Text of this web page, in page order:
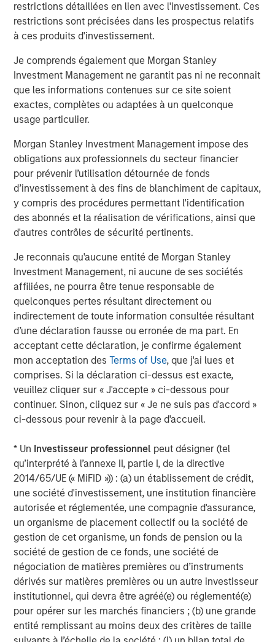
restrictions détaillées en lien avec l'investissement. Ces
restrictions sont précisées dans les prospectus relatifs
à ces produits d'investissement.
Je comprends également que Morgan Stanley
Investment Management ne garantit pas ni ne reconnait
que les informations contenues sur ce site soient
exactes, complètes ou adaptées à un quelconque
usage particulier.
Morgan Stanley Investment Management impose des
obligations aux professionnels du secteur financier
pour prévenir l’utilisation détournée de fonds
d’investissement à des fins de blanchiment de capitaux,
y compris des procédures permettant l'identification
des abonnés et la réalisation de vérifications, ainsi que
d'autres contrôles de sécurité pertinents.
Je reconnais qu'aucune entité de Morgan Stanley
Investment Management, ni aucune de ses sociétés
affiliées, ne pourra être tenue responsable de
quelconques pertes résultant directement ou
indirectement de toute information consultée résultant
d’une déclaration fausse ou erronée de ma part. En
acceptant cette déclaration, je confirme également
mon acceptation desTerms of Use, que j'ai lues et
comprises. Si la déclaration ci-dessus est exacte,
veuillez cliquer sur « J'accepte » ci-dessous pour
continuer. Sinon, cliquez sur « Je ne suis pas d'accord »
ci-dessous pour revenir à la page d'accueil.
* Un Investisseur professionnel peut désigner (tel
qu’interprété à l’annexe II, partie I, de la directive
2014/65/UE (« MiFID »)) : (a) un établissement de crédit,
une société d'investissement, une institution financière
autorisée et réglementée, une compagnie d'assurance,
un organisme de placement collectif ou la société de
gestion de cet organisme, un fonds de pension ou la
société de gestion de ce fonds, une société de
négociation de matières premières ou d’instruments
dérivés sur matières premières ou un autre investisseur
institutionnel, qui devra être agréé(e) ou réglementé(e)
pour opérer sur les marchés financiers ; (b) une grande
entité remplissant au moins deux des critères de taille
ARTICLE
The MSIM Quantitative Duration
Strategy Model: A Factor-Based
Approach to Managing Interest Rates
Anton Heese and Matas Vala explore the
Quantitative Duration Strategy Model, one of the
proprietary tools the team uses to enhance their
investment process, as it helps provide structure
and rigour with identifying and processing
relevant and important data.
5 AOÛT 2026
Risk Considerations
There is no assurance that a portfolio will achieve its investment
objective. Portfolios are subject to market risk, which is the
portfolio will decline and that the value of portfolio shares may
therefore be less than what you paid for them. Market values
can change daily due to economic and other events (e.g. natural
disasters, health crises, terrorism, conflicts and social unrest)
that affect markets, countries, companies or governments. It is
difficult to predict the timing, duration, and potential adverse
effects (e.g. portfolio liquidity) of events. Accordingly, you can
lose money investing in this portfolio. Please be aware that this
portfolio may be subject to certain additional risks.
Allocation/Diversificationdoes not protect you against a loss in
a particular market; however it allows you to spread that risk
across various asset classes In general, equity securities’
values fluctuate in response to activities specific to a company.
Investments in foreign markets entail special risks such as
currency, political, economic, and market risks. The risks of
investing in
emerging market countries
are greater than risks
associated with investments in foreign developed countries.
Fixed-income securitiesare subject to the ability of an issuer to
make timely principal and interest payments (credit risk),